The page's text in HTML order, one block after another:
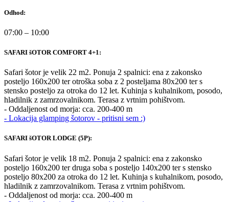
Odhod:
07:00 – 10:00
SAFARI šOTOR COMFORT 4+1:
Safari šotor je velik 22 m2. Ponuja 2 spalnici: ena z zakonsko
posteljo 160x200 ter otroška soba z 2 posteljama 80x200 ter s
stensko posteljo za otroka do 12 let. Kuhinja s kuhalnikom, posodo,
hladilnik z zamrzovalnikom. Terasa z vrtnim pohištvom.
- Oddaljenost od morja: cca. 200-400 m
- Lokacija glamping šotorov - pritisni sem :)
SAFARI šOTOR LODGE (5P):
Safari šotor je velik 18 m2. Ponuja 2 spalnici: ena z zakonsko
posteljo 160x200 ter druga soba s posteljo 140x200 ter s stensko
posteljo 80x200 za otroka do 12 let. Kuhinja s kuhalnikom, posodo,
hladilnik z zamrzovalnikom. Terasa z vrtnim pohištvom.
- Oddaljenost od morja: cca. 200-400 m